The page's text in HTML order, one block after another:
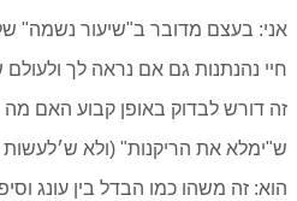
אני: בעצם מדובר ב"שיעור נשמה"
חיי נהנתנות גם אם נראה לך
זה דורש לבדוק באופן קבוע האם מה
ש"ימלא את הריקנות" (ולא ש׳לעשות
הוא: זה משהו כמו הבדל בין עונג